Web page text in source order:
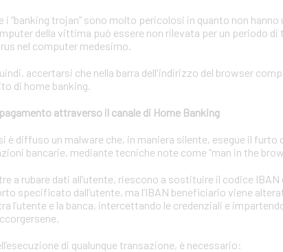
i “banking trojan” sono molto pericolosi in quanto non
della vittima può essere non rilevata per un periodo
nel computer medesimo.
accertarsi che nella barra dell'indirizzo del browser
di home banking.
attraverso il canale di Home Banking
è diffuso un malware che, in maniera silente, esegue il
bancarie, mediante tecniche note come “man in the
a rubare dati all’utente, riescono a sostituire il codice
specificato dall’utente, ma l’IBAN beneficiario viene
l’utente e la banca, intercettando le credenziali e
di qualunque transazione, è necessario: